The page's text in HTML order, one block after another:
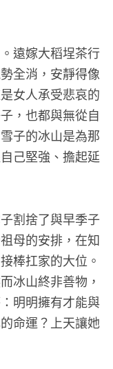
遠嫁大稻埕茶行
全消，安靜得像
女人承受悲哀的
，也都與無從自
子的冰山是為那
己堅強、擔起延
割捨了與早季子
母的安排，在知
棒扛家的大位。
冰山終非善物，
明明擁有才能與
命運？上天讓她